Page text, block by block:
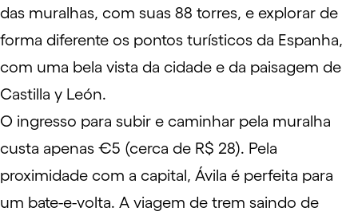
das muralhas, com suas 88 torres, e explorar de
forma diferente os pontos turísticos da Espanha,
com uma bela vista da cidade e da paisagem de
Castilla y León.
O ingresso para subir e caminhar pela muralha
custa apenas €5 (cerca de R$ 28). Pela
proximidade com a capital, Ávila é perfeita para
um bate-e-volta. A viagem de trem saindo de